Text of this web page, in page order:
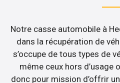
Notre casse automobile à
dans la récupération de
s’occupe de tous types de
même ceux hors d’usage
donc pour mission d’offrir